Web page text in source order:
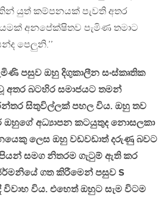
යුත් කම්පනයක් පැවති අතර
අනපේක්ෂිතව පැමිණ තමාට
පෙලුනි.’’
පසුව ඔහු දිගුකාලීන සංස්කෘතික
බටහිර සමාජයට තමන්
සිතුවිල්ලක් පහල විය. ඔහු තව
ඔහුගේ අධ්‍යාපන කටයුතුද නොසලකා
ලෙස ඔහු වඩවඩාත් දරුණු බවට
සමග නිතරම ගැටුම් ඇති කර
ගත කිරීමෙන් පසුව S
විය. එහෙත් ඔහුට සැම විටම